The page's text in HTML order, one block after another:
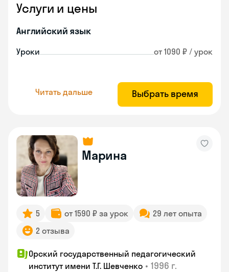
Услуги и цены
Английский язык
Уроки от 1090 ₽ / урок
Читать дальше Выбрать время
Марина
5 от 1590 ₽ за урок
29 лет опыта
2 отзыва
Орский государственный педагогический
институт имени Т.Г. Шевченко • 1996 г.